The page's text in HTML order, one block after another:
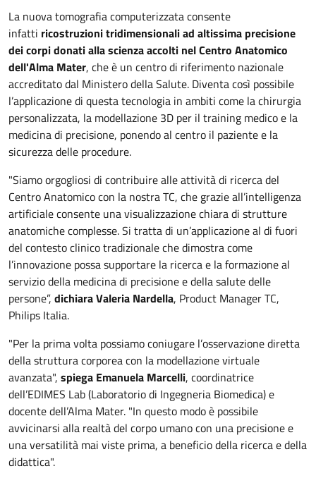
La nuova tomografia computerizzata consente
infatti ricostruzioni tridimensionali ad altissima precisione
dei corpi donati alla scienza accolti nel Centro Anatomico
dell'Alma Mater, che è un centro di riferimento nazionale
accreditato dal Ministero della Salute. Diventa così possibile
l’applicazione di questa tecnologia in ambiti come la chirurgia
personalizzata, la modellazione 3D per il training medico e la
medicina di precisione, ponendo al centro il paziente e la
sicurezza delle procedure.
"Siamo orgogliosi di contribuire alle attività di ricerca del
Centro Anatomico con la nostra TC, che grazie all’intelligenza
artificiale consente una visualizzazione chiara di strutture
anatomiche complesse. Si tratta di un’applicazione al di fuori
del contesto clinico tradizionale che dimostra come
l’innovazione possa supportare la ricerca e la formazione al
servizio della medicina di precisione e della salute delle
persone”, dichiara Valeria Nardella, Product Manager TC,
Philips Italia.
"Per la prima volta possiamo coniugare l’osservazione diretta
della struttura corporea con la modellazione virtuale
avanzata", spiega Emanuela Marcelli, coordinatrice
dell’EDIMES Lab (Laboratorio di Ingegneria Biomedica) e
docente dell’Alma Mater. "In questo modo è possibile
avvicinarsi alla realtà del corpo umano con una precisione e
una versatilità mai viste prima, a beneficio della ricerca e della
didattica".